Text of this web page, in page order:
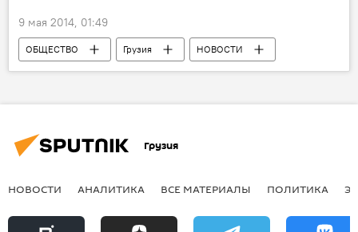
9 мая 2014, 01:49
ОБЩЕСТВО Грузия НОВОСТИ
Грузия
НОВОСТИ АНАЛИТИКА ВСЕ МАТЕРИАЛЫ ПОЛИТИКА